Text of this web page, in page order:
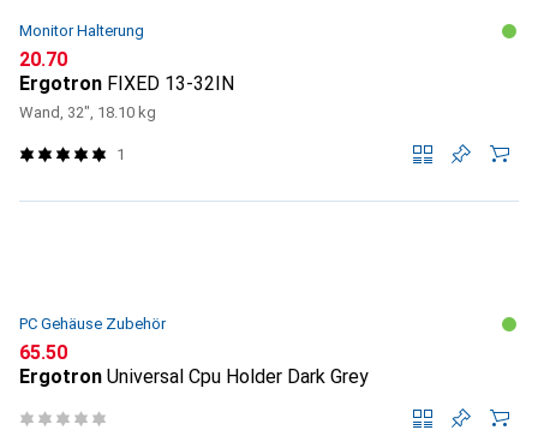
Monitor Halterung
CHF
20.70
Ergotron FIXED 13-32IN
Wand, 32", 18.10 kg
1
PC Gehäuse Zubehör
CHF
65.50
Ergotron Universal Cpu Holder Dark Grey